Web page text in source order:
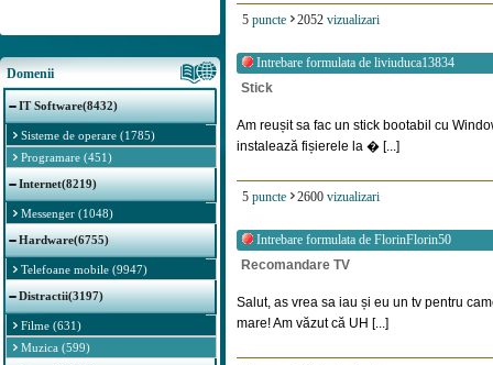
Domenii
IT Software(8432)
Sisteme de operare (1785)
Programare (451)
Internet(8219)
Messenger (1048)
Hardware(6755)
Telefoane mobile (9947)
Distractii(3197)
Filme (631)
Muzica (599)
5 puncte 2052 vizualizari
Intrebare formulata de liviuduca13834
Stick
Am reușit sa fac un stick bootabil cu
instalează fișierele la � [...]
5 puncte 2600 vizualizari
Intrebare formulata de FlorinFlorin50
Recomandare TV
Salut, as vrea sa iau și eu un tv pentru
mare! Am văzut că UH [...]